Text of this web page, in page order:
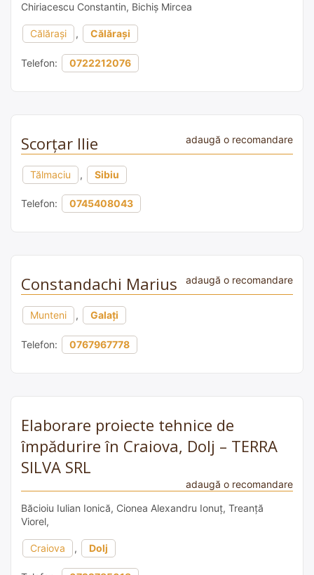
Chiriacescu Constantin, Bichiș Mircea
Călărași , Călărași
Telefon: 0722212076
Scorțar Ilie adaugă o recomandare
Tălmaciu , Sibiu
Telefon: 0745408043
Constandachi Marius adaugă o recomandare
Munteni , Galați
Telefon: 0767967778
Elaborare proiecte tehnice de
împădurire în Craiova, Dolj – TERRA
SILVA SRL
adaugă o recomandare
Băcioiu Iulian Ionică, Cionea Alexandru Ionuț, Treanță
Viorel,
Craiova , Dolj